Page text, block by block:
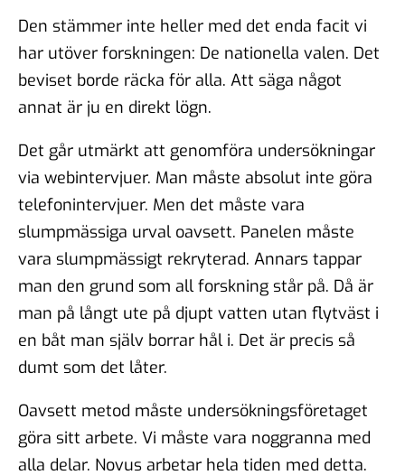
Den stämmer inte heller med det enda facit vi
har utöver forskningen: De nationella valen. Det
beviset borde räcka för alla. Att säga något
annat är ju en direkt lögn.
Det går utmärkt att genomföra undersökningar
via webintervjuer. Man måste absolut inte göra
telefonintervjuer. Men det måste vara
slumpmässiga urval oavsett. Panelen måste
vara slumpmässigt rekryterad. Annars tappar
man den grund som all forskning står på. Då är
man på långt ute på djupt vatten utan flytväst i
en båt man själv borrar hål i. Det är precis så
dumt som det låter.
Oavsett metod måste undersökningsföretaget
göra sitt arbete. Vi måste vara noggranna med
alla delar. Novus arbetar hela tiden med detta.